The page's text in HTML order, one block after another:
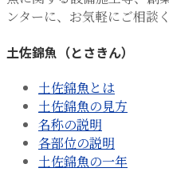
ンターに、お気軽にご相談
土佐錦魚（とさきん）
土佐錦魚とは
土佐錦魚の見方
名称の説明
各部位の説明
土佐錦魚の一年